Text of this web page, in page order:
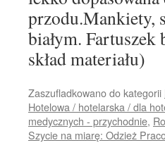
przodu.Mankiety,
białym.
skład materiału)
Zaszufladkowano do kategorii
Hotelowa / hotelarska / dla
medycznych - przychodnie,
Szycie na miarę: Odzież